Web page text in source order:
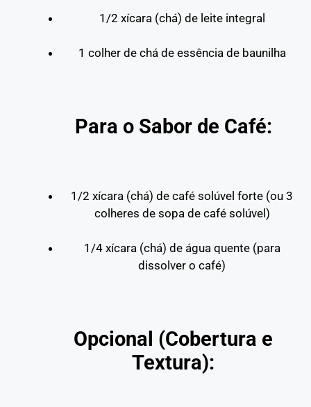
1/2 xícara (chá) de leite integral
1 colher de chá de essência de baunilha
Para o Sabor de Café:
1/2 xícara (chá) de café solúvel forte (ou 3
colheres de sopa de café solúvel)
1/4 xícara (chá) de água quente (para
dissolver o café)
Opcional (Cobertura e
Textura):